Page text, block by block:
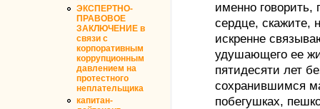
ЭКСПЕРТНО-
ПРАВОВОЕ
ЗАКЛЮЧЕНИЕ в
связи с
корпоративным
коррупционным
давлением на
протестного
неплательщика
капитан-
именно говорить,
сердце, скажите,
искренне
удушающего ее
пятидесяти лет
сохранившимся
побегушках,